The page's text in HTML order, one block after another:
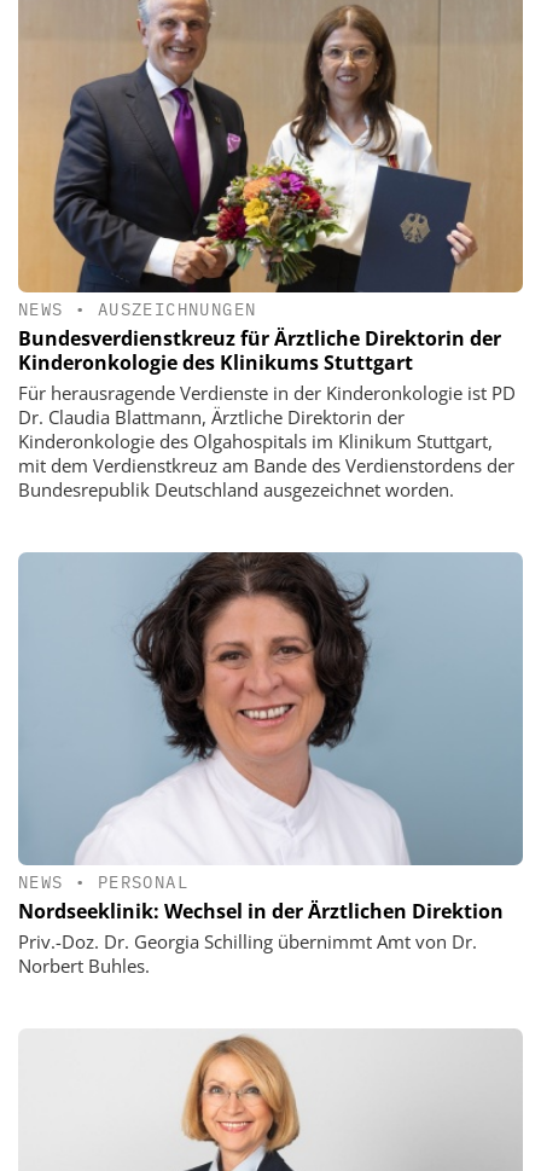
NEWS • AUSZEICHNUNGEN
Bundesverdienstkreuz für Ärztliche Direktorin der
Kinderonkologie des Klinikums Stuttgart
Für herausragende Verdienste in der Kinderonkologie ist PD
Dr. Claudia Blattmann, Ärztliche Direktorin der
Kinderonkologie des Olgahospitals im Klinikum Stuttgart,
mit dem Verdienstkreuz am Bande des Verdienstordens der
Bundesrepublik Deutschland ausgezeichnet worden.
NEWS • PERSONAL
Nordseeklinik: Wechsel in der Ärztlichen Direktion
Priv.-Doz. Dr. Georgia Schilling übernimmt Amt von Dr.
Norbert Buhles.